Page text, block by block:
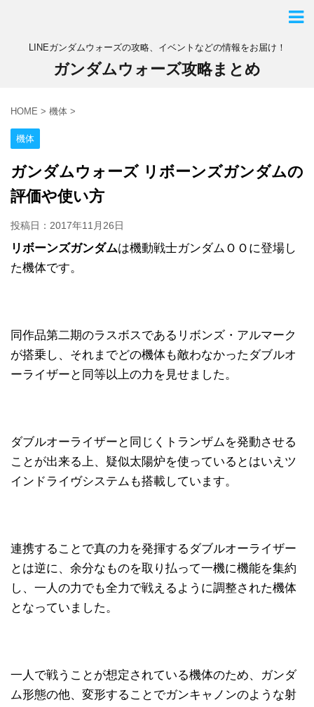
LINEガンダムウォーズの攻略、イベントなどの情報をお届け！
ガンダムウォーズ攻略まとめ
HOME > 機体 >
機体
ガンダムウォーズ リボーンズガンダムの
評価や使い方
投稿日： 2017年11月26日
リボーンズガンダムは機動戦士ガンダムＯＯに登場し
た機体です。
同作品第二期のラスボスであるリボンズ・アルマーク
が搭乗し、それまでどの機体も敵わなかったダブルオ
ーライザーと同等以上の力を見せました。
ダブルオーライザーと同じくトランザムを発動させる
ことが出来る上、疑似太陽炉を使っているとはいえツ
インドライヴシステムも搭載しています。
連携することで真の力を発揮するダブルオーライザー
とは逆に、余分なものを取り払って一機に機能を集約
し、一人の力でも全力で戦えるように調整された機体
となっていました。
一人で戦うことが想定されている機体のため、ガンダ
ム形態の他、変形することでガンキャノンのような射